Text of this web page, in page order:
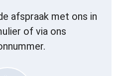
afspraak met ons in
of via ons